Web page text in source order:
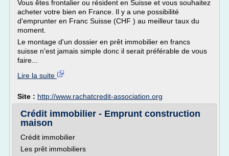
Vous êtes frontalier ou résident en Suisse et vous souhaitez
acheter votre bien en France. Il y a une possibilité
d'emprunter en Franc Suisse (CHF ) au meilleur taux du
moment.
Le montage d'un dossier en prêt immobilier en francs
suisse n'est jamais simple donc il serait préférable de vous
faire...
Lire la suite
Site : http://www.rachatcredit-association.org
Crédit immobilier - Emprunt construction
maison
Crédit immobilier
Les prêt immobiliers